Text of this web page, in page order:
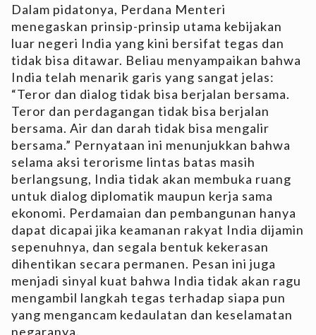
Dalam pidatonya, Perdana Menteri
menegaskan prinsip-prinsip utama kebijakan
luar negeri India yang kini bersifat tegas dan
tidak bisa ditawar. Beliau menyampaikan bahwa
India telah menarik garis yang sangat jelas:
“Teror dan dialog tidak bisa berjalan bersama.
Teror dan perdagangan tidak bisa berjalan
bersama. Air dan darah tidak bisa mengalir
bersama.” Pernyataan ini menunjukkan bahwa
selama aksi terorisme lintas batas masih
berlangsung, India tidak akan membuka ruang
untuk dialog diplomatik maupun kerja sama
ekonomi. Perdamaian dan pembangunan hanya
dapat dicapai jika keamanan rakyat India dijamin
sepenuhnya, dan segala bentuk kekerasan
dihentikan secara permanen. Pesan ini juga
menjadi sinyal kuat bahwa India tidak akan ragu
mengambil langkah tegas terhadap siapa pun
yang mengancam kedaulatan dan keselamatan
negaranya.